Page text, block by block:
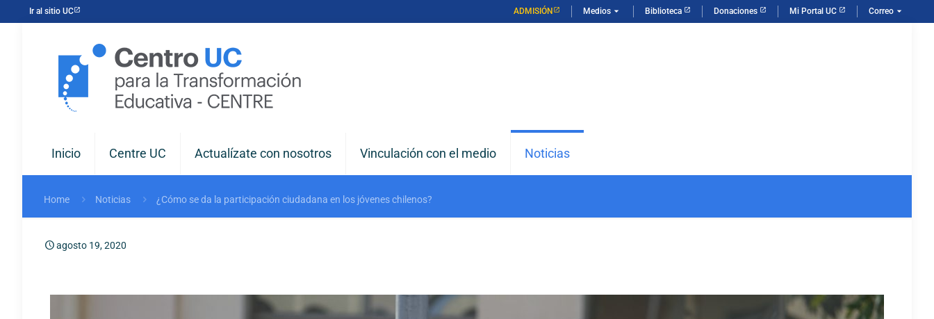
Ir al sitio UC ADMISIÓN Medios arrow_drop_down Biblioteca Donaciones Mi Portal UC Correo arrow_drop_down
Inicio Centre UC Actualízate con nosotros Vinculación con el medio Noticias
Home Noticias ¿Cómo se da la participación ciudadana en los jóvenes chilenos?
agosto 19, 2020